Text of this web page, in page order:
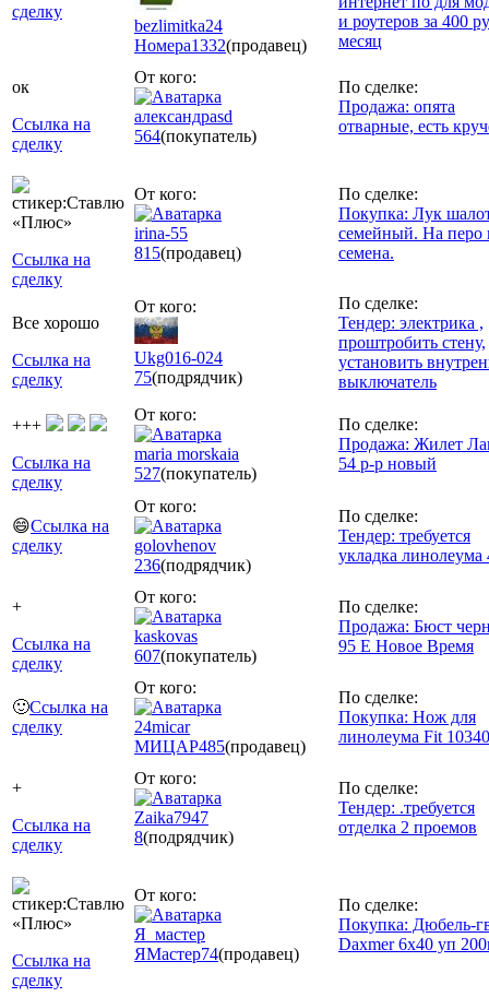
сделку
bezlimitka24
Номера1332(продавец)
и роутеров за 400
месяц
ок
Ссылка на
сделку
От кого:
александрasd
564(покупатель)
По сделке:
Продажа: опята
отварные, есть
Ссылка на
сделку
От кого:
irina-55
815(продавец)
По сделке:
Покупка: Лук
семейный. На перо
семена.
Все хорошо
Ссылка на
сделку
От кого:
Ukg016-024
75(подрядчик)
По сделке:
Тендер: электрика ,
проштробить стену,
установить
выключатель
+++
Ссылка на
сделку
От кого:
maria morskaia
527(покупатель)
По сделке:
Продажа: Жилет
54 р-р новый
😄Ссылка на
сделку
От кого:
golovhenov
236(подрядчик)
По сделке:
Тендер: требуется
укладка линолеума
+
Ссылка на
сделку
От кого:
kaskovas
607(покупатель)
По сделке:
Продажа: Бюст
95 E Новое Время
🙂Ссылка на
сделку
От кого:
24micar
МИЦАР485(продавец)
По сделке:
Покупка: Нож для
линолеума Fit 10340
+
Ссылка на
сделку
От кого:
Zaika7947
8(подрядчик)
По сделке:
Тендер: .требуется
отделка 2 проемов
Ссылка на
сделку
От кого:
Я_мастер
ЯМастер74(продавец)
По сделке:
Покупка: Дюбель-
Daxmer 6х40 уп